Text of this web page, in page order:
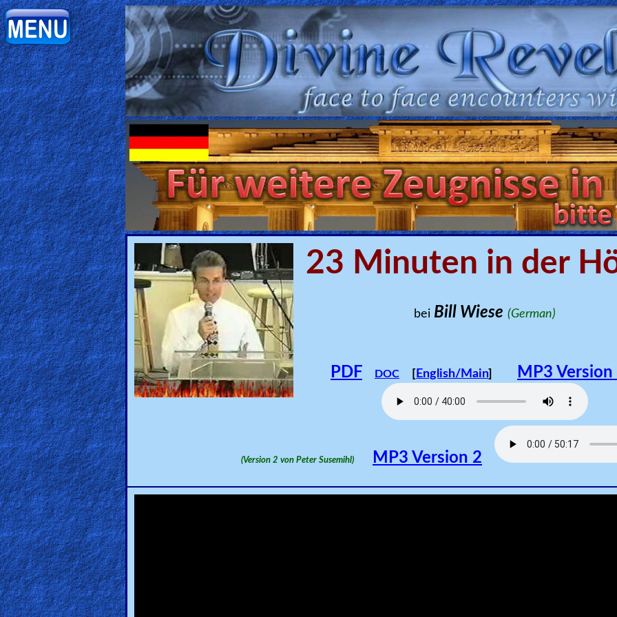
Home:
Mobile
Home: Original Style
ðŸ”
Search
Site
🎞
Christian
Netflix
🎞
Jewish
Stories
🎞
X-
Witch
🎞
X-
Muslim
MP3
Bible
23 Minuten in der
bei Bill Wiese (German)
PDF DOC [ English/Main] MP3 Version
(Version 2 von Peter Susemihl) MP3 Version 2